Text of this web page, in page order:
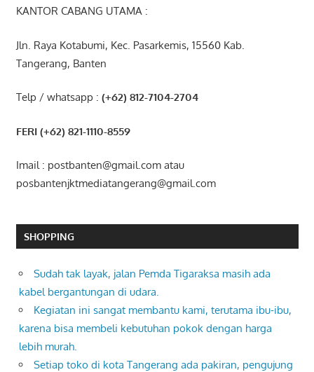
KANTOR CABANG UTAMA :
Jln. Raya Kotabumi, Kec. Pasarkemis, 15560 Kab.
Tangerang, Banten
Telp / whatsapp : (+62) 812-7104-2704
FERI (+62) 821-1110-8559
Imail : postbanten@gmail.com atau
posbantenjktmediatangerang@gmail.com
SHOPPING
Sudah tak layak, jalan Pemda Tigaraksa masih ada
kabel bergantungan di udara.
Kegiatan ini sangat membantu kami, terutama ibu-ibu,
karena bisa membeli kebutuhan pokok dengan harga
lebih murah.
Setiap toko di kota Tangerang ada pakiran, pengujung